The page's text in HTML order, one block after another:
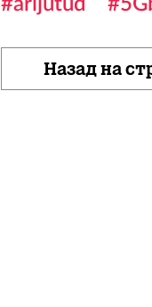
#ärijutud
Назад на